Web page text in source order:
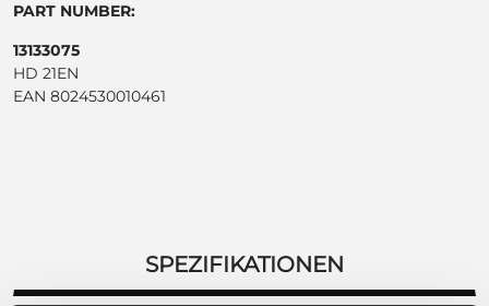
PART NUMBER:
13133075
HD 21EN
EAN 8024530010461
SPEZIFIKATIONEN